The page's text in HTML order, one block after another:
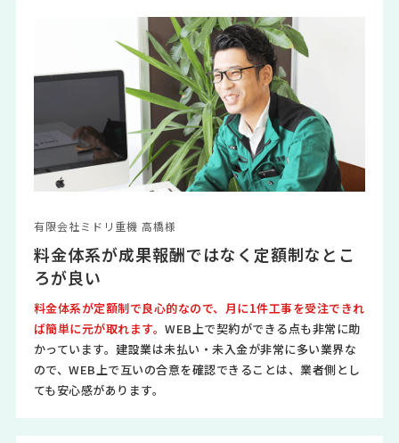
有限会社ミドリ重機 高橋様
料金体系が成果報酬ではなく定額制なとこ
ろが良い
料金体系が定額制で良心的なので、月に1件工事を受注できれ
ば簡単に元が取れます。WEB上で契約ができる点も非常に助
かっています。建設業は未払い・未入金が非常に多い業界な
ので、WEB上で互いの合意を確認できることは、業者側とし
ても安心感があります。